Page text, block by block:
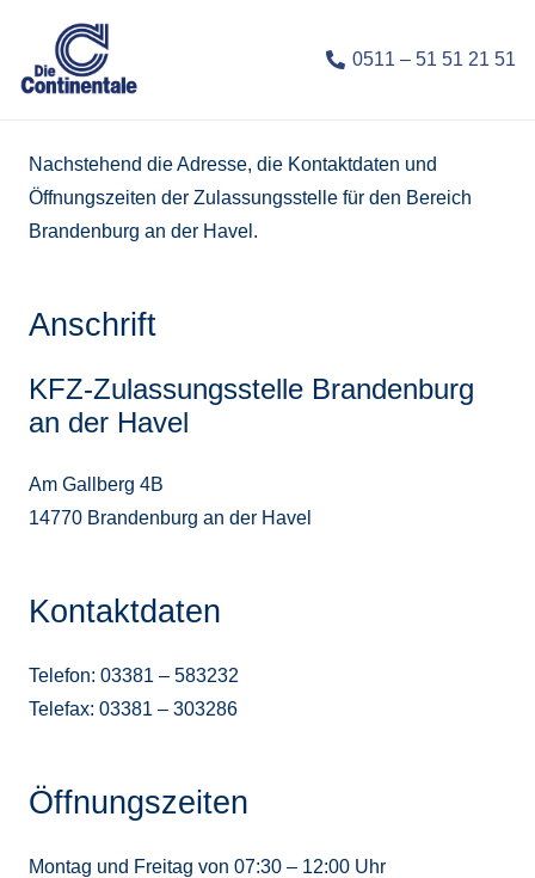
0511 – 51 51 21 51
Nachstehend die Adresse, die Kontaktdaten und
Öffnungszeiten der Zulassungsstelle für den Bereich
Brandenburg an der Havel.
Anschrift
KFZ-Zulassungsstelle Brandenburg
an der Havel
Am Gallberg 4B
14770 Brandenburg an der Havel
Kontaktdaten
Telefon: 03381 – 583232
Telefax: 03381 – 303286
Öffnungszeiten
Montag und Freitag von 07:30 – 12:00 Uhr